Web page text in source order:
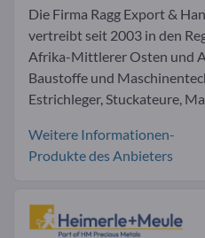
Die Firma Ragg Export &
vertreibt seit 2003 in den
Afrika-Mittlerer Osten und
Baustoffe und
Estrichleger, Stuckateure,
Weitere Informationen-
Produkte des Anbieters